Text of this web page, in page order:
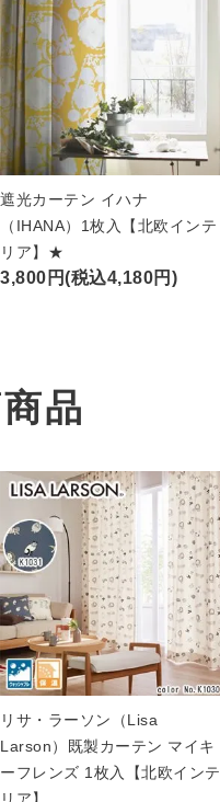
遮光カーテン イハナ
（IHANA）1枚入【北欧インテ
リア】★
3,800円(税込4,180円)
品
リサ・ラーソン（Lisa
Larson）既製カーテン マイキ
ーフレンズ 1枚入【北欧インテ